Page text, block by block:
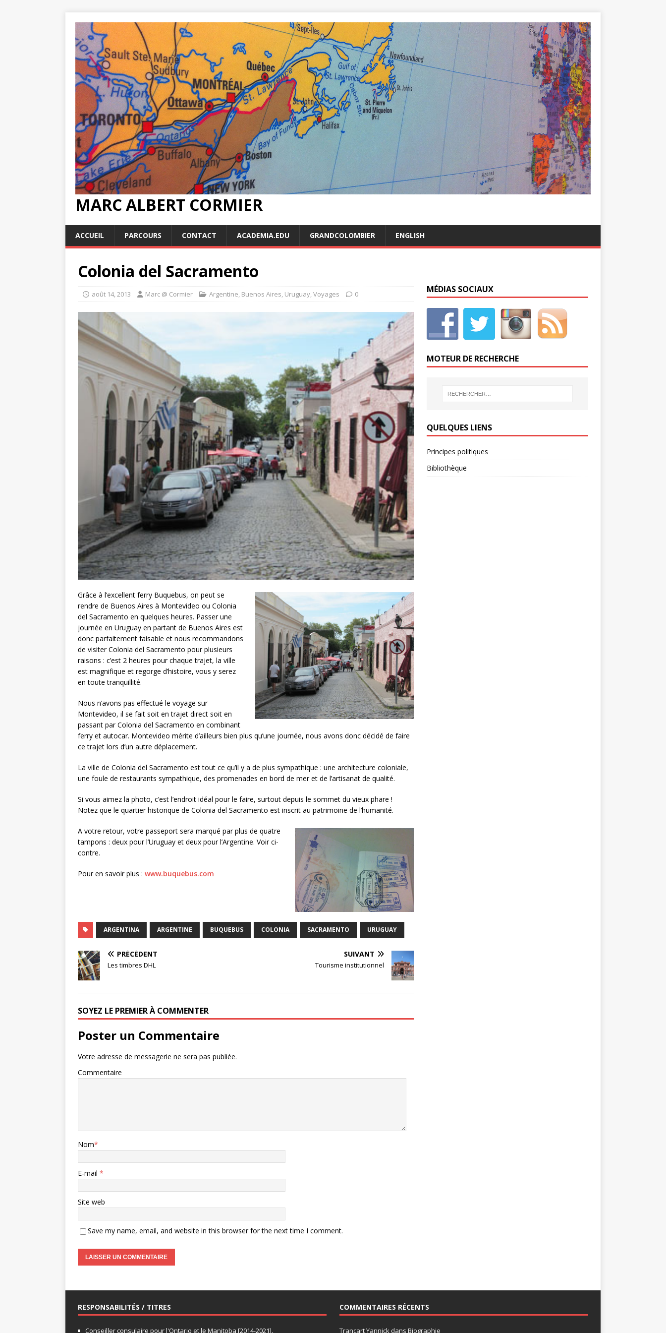
MARC ALBERT CORMIER
ACCUEIL PARCOURS CONTACT ACADEMIA.EDU GRANDCOLOMBIER ENGLISH
Colonia del Sacramento
août 14, 2013 Marc @ Cormier Argentine, Buenos Aires, Uruguay,Voyages 0
Grâce à l’excellent ferry Buquebus, on peut se
rendre de Buenos Aires à Montevideo ou Colonia
del Sacramento en quelques heures. Passer une
journée en Uruguay en partant de Buenos Aires est
donc parfaitement faisable et nous recommandons
de visiter Colonia del Sacramento pour plusieurs
raisons : c’est 2 heures pour chaque trajet, la ville
est magnifique et regorge d’histoire, vous y serez
en toute tranquillité.
Nous n’avons pas effectué le voyage sur
Montevideo, il se fait soit en trajet direct soit en
passant par Colonia del Sacramento en combinant
ferry et autocar. Montevideo mérite d’ailleurs bien plus qu’une journée, nous avons donc décidé de faire
ce trajet lors d’un autre déplacement.
La ville de Colonia del Sacramento est tout ce qu’il y a de plus sympathique : une architecture coloniale,
une foule de restaurants sympathique, des promenades en bord de mer et de l’artisanat de qualité.
Si vous aimez la photo, c’est l’endroit idéal pour le faire, surtout depuis le sommet du vieux phare !
Notez que le quartier historique de Colonia del Sacramento est inscrit au patrimoine de l’humanité.
A votre retour, votre passeport sera marqué par plus de quatre
tampons : deux pour l’Uruguay et deux pour l’Argentine. Voir ci-
contre.
Pour en savoir plus : www.buquebus.com
ARGENTINA ARGENTINE BUQUEBUS COLONIA SACRAMENTO URUGUAY
PRÉCÉDENT
Les timbres DHL
SUIVANT
Tourisme institutionnel
SOYEZ LE PREMIER À COMMENTER
Poster un Commentaire
Votre adresse de messagerie ne sera pas publiée.
Commentaire
Nom*
E-mail *
Site web
Save my name, email, and website in this browser for the next time I comment.
MÉDIAS SOCIAUX
MOTEUR DE RECHERCHE
QUELQUES LIENS
Principes politiques
Bibliothèque
RESPONSABILITÉS / TITRES
Conseiller consulaire pour l'Ontario et le Manitoba [2014-2021].
COMMENTAIRES RÉCENTS
Trancart Yannickdans Biographie